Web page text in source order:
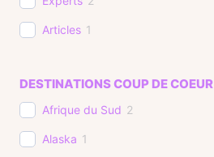
Articles 1
DESTINATIONS COUP DE COEUR
Afrique du Sud 2
Alaska 1